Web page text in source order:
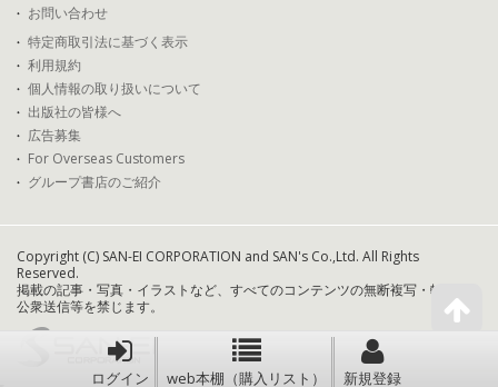
ログイン web本棚（購入リスト） 新規登録
お問い合わせ
特定商取引法に基づく表示
利用規約
個人情報の取り扱いについて
出版社の皆様へ
広告募集
For Overseas Customers
グループ書店のご紹介
Copyright (C) SAN-EI CORPORATION and SAN's Co.,Ltd. All Rights
Reserved.
掲載の記事・写真・イラストなど、すべてのコンテンツの無断複写・転載・
公衆送信等を禁じます。